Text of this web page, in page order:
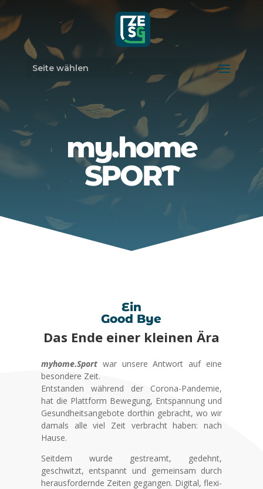
Seite wählen
my.home
SPORT
Ein
Good Bye
Das Ende einer klei­nen Ära
myhome.Sportwar unse­re Ant­wort auf eine
beson­de­re Zeit.
Ent­stan­den wäh­rend der Coro­na-Pan­de­mie,
hat die Platt­form Bewe­gung, Ent­span­nung und
Gesund­heits­an­ge­bo­te dort­hin gebracht, wo wir
damals alle viel Zeit ver­bracht haben: nach
Hau­se.
Seit­dem wur­de gestreamt, gedehnt,
geschwitzt, ent­spannt und gemein­sam durch
her­aus­for­dern­de Zei­ten gegan­gen. Digi­tal, fle­xi­